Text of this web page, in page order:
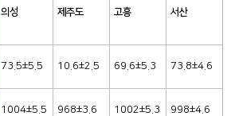
의성 제주도 고흥 서산
73.5±5.5 10.6±2.5 69.6±5.3 73.8±4.6
1004±5.5 968±3.6 1002±5.3 998±4.6